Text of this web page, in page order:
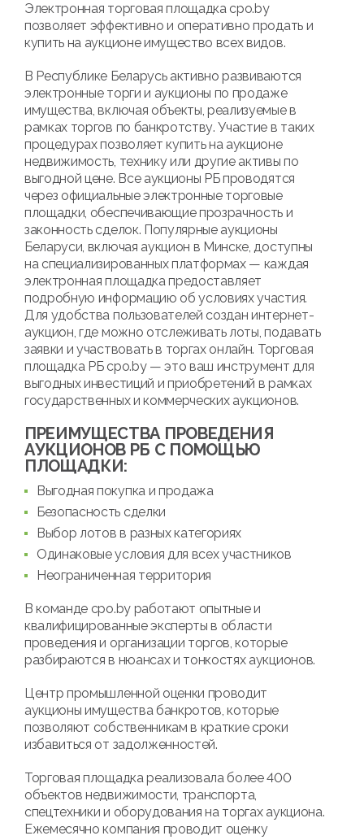
Электронная торговая площадка cpo.by
позволяет эффективно и оперативно продать и
купить на аукционе имущество всех видов.
В Республике Беларусь активно развиваются
электронные торги и аукционы по продаже
имущества, включая объекты, реализуемые в
рамках торгов по банкротству. Участие в таких
процедурах позволяет купить на аукционе
недвижимость, технику или другие активы по
выгодной цене. Все аукционы РБ проводятся
через официальные электронные торговые
площадки, обеспечивающие прозрачность и
законность сделок. Популярные аукционы
Беларуси, включая аукцион в Минске, доступны
на специализированных платформах — каждая
электронная площадка предоставляет
подробную информацию об условиях участия.
Для удобства пользователей создан интернет-
аукцион, где можно отслеживать лоты, подавать
заявки и участвовать в торгах онлайн. Торговая
площадка РБ cpo.by — это ваш инструмент для
выгодных инвестиций и приобретений в рамках
государственных и коммерческих аукционов.
ПРЕИМУЩЕСТВА ПРОВЕДЕНИЯ
АУКЦИОНОВ РБ С ПОМОЩЬЮ
ПЛОЩАДКИ:
Выгодная покупка и продажа
Безопасность сделки
Выбор лотов в разных категориях
Одинаковые условия для всех участников
Неограниченная территория
В команде cpo.by работают опытные и
квалифицированные эксперты в области
проведения и организации торгов, которые
разбираются в нюансах и тонкостях аукционов.
Центр промышленной оценки проводит
аукционы имущества банкротов, которые
позволяют собственникам в краткие сроки
избавиться от задолженностей.
Торговая площадка реализовала более 400
объектов недвижимости, транспорта,
спецтехники и оборудования на торгах аукциона.
Ежемесячно компания проводит оценку